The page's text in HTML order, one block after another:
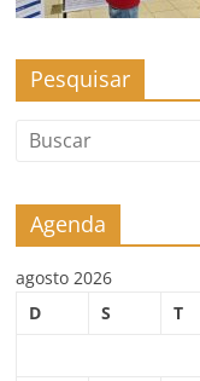
Pesquisar
Agenda
agosto 2026
D
S T